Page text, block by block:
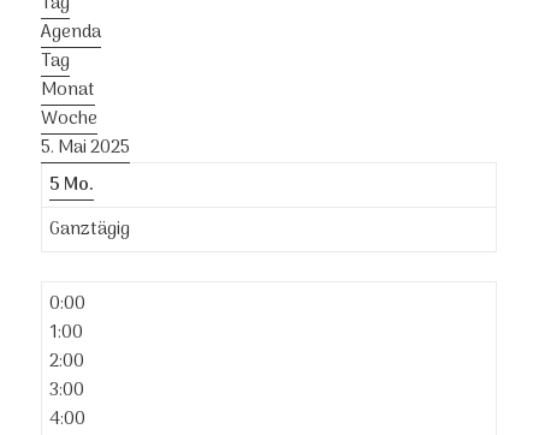
Agenda
Tag
Monat
Woche
5. Mai 2025
5 Mo.
Ganztägig
0:00
1:00
2:00
3:00
4:00